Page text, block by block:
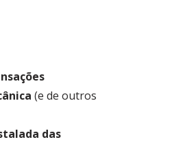
(e de outros
das